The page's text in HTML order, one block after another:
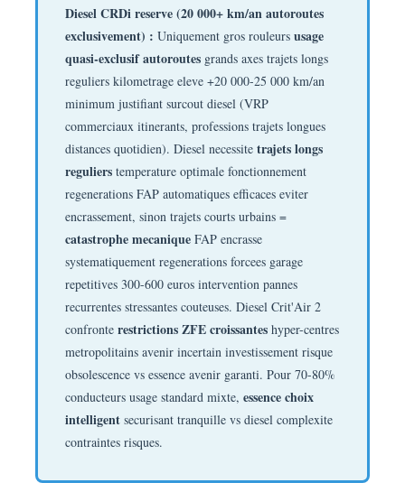
Diesel CRDi reserve (20 000+ km/an autoroutes
exclusivement) : Uniquement gros rouleurs usage
quasi-exclusif autoroutes grands axes trajets longs
reguliers kilometrage eleve +20 000-25 000 km/an
minimum justifiant surcout diesel (VRP
commerciaux itinerants, professions trajets longues
distances quotidien). Diesel necessite trajets longs
reguliers temperature optimale fonctionnement
regenerations FAP automatiques efficaces eviter
encrassement, sinon trajets courts urbains =
catastrophe mecanique FAP encrasse
systematiquement regenerations forcees garage
repetitives 300-600 euros intervention pannes
recurrentes stressantes couteuses. Diesel Crit'Air 2
confronte restrictions ZFE croissantes hyper-centres
metropolitains avenir incertain investissement risque
obsolescence vs essence avenir garanti. Pour 70-80%
conducteurs usage standard mixte, essence choix
intelligent securisant tranquille vs diesel complexite
contraintes risques.